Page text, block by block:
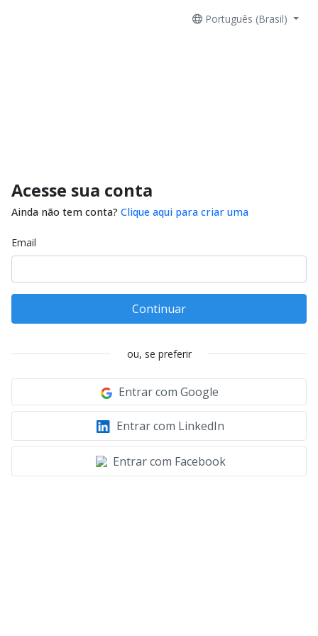
Português (Brasil)
Acesse sua conta
Ainda não tem conta? Clique aqui para criar uma
Email
Continuar
ou, se preferir
Entrar com Google
Entrar com LinkedIn
Entrar com Facebook